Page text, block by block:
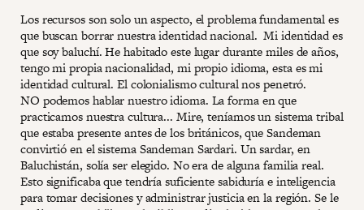
Los recursos son solo un aspecto, el problema fundamental es
que buscan borrar nuestra identidad nacional. Mi identidad es
que soy baluchí. He habitado este lugar durante miles de años,
tengo mi propia nacionalidad, mi propio idioma, esta es mi
identidad cultural. El colonialismo cultural nos penetró.
NO podemos hablar nuestro idioma. La forma en que
practicamos nuestra cultura... Mire, teníamos un sistema tribal
que estaba presente antes de los británicos, que Sandeman
convirtió en el sistema Sandeman Sardari. Un sardar, en
Baluchistán, solía ser elegido. No era de alguna familia real.
Esto significaba que tendría suficiente sabiduría e inteligencia
para tomar decisiones y administrar justicia en la región. Se le